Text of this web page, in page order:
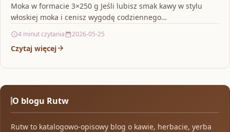
Moka w formacie 3×250 g Jeśli lubisz smak kawy w stylu
włoskiej moka i cenisz wygodę codziennego…
4 minut czytania 2026-05-25
Czytaj więcej
O blogu Rutw
Rutw to katalogowo-opisowy blog o kawie, herbacie, yerba